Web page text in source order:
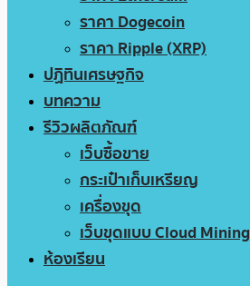
ราคา Dogecoin
ราคา Ripple (XRP)
ปฏิทินเศรษฐกิจ
บทความ
รีวิวผลิตภัณฑ์
เว็บซื้อขาย
กระเป๋าเก็บเหรียญ
เครื่องขุด
เว็บขุดแบบ Cloud Mining
ห้องเรียน